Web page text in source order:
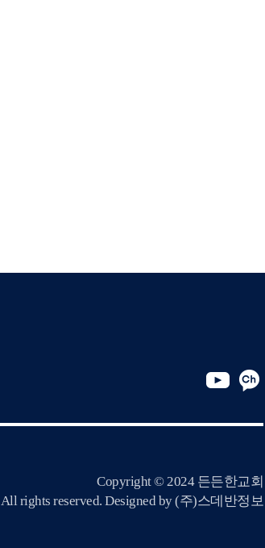
Copyright © 2024 든든한교회
All rights reserved. Designed by(주)스데반정보